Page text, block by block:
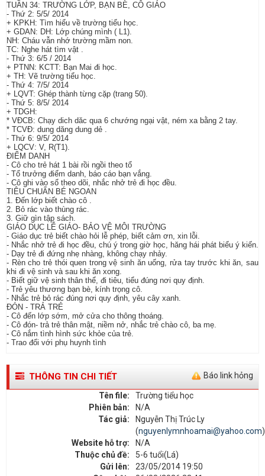
TUẦN 34: TRƯỜNG LỚP, BẠN BÈ, CÔ GIÁO
- Thứ 2: 5/5/ 2014
+ KPKH: Tìm hiểu về trường tiểu học.
+ GDAN: DH: Lớp chúng mình ( L1).
NH: Cháu vẫn nhớ trường mầm non.
TC: Nghe hát tìm vật .
- Thứ 3: 6/5 / 2014
+ PTNN: KCTT: Bạn Mai đi học.
+ TH: Vẽ trường tiểu học.
- Thứ 4: 7/5/ 2014
+ LQVT: Ghép thành từng cặp (trang 50).
- Thứ 5: 8/5/ 2014
+ TDGH:
* VĐCB: Chạy dich dăc qua 6 chướng ngại vật, ném xa bằng 2 tay.
* TCVĐ: dung dăng dung dẻ .
- Thứ 6: 9/5/ 2014
+ LQCV: V, R(T1).
ĐIỂM DANH
- Cô cho trẻ hát 1 bài rồi ngồi theo tổ
- Tổ trưởng điểm danh, báo cáo bạn vắng.
- Cô ghi vào sổ theo dõi, nhắc nhở trẻ đi học đều.
TIÊU CHUẨN BÉ NGOAN
1. Đến lớp biết chào cô .
2. Bỏ rác vào thùng rác.
3. Giữ gìn tập sách.
GIÁO DỤC LỄ GIÁO- BẢO VỆ MÔI TRƯỜNG
- Giáo dục trẻ biết chào hỏi lễ phép, biết cảm ơn, xin lỗi.
- Nhắc nhở trẻ đi học đều, chú ý trong giờ học, hăng hái phát biểu ý kiến.
- Dạy trẻ đi đứng nhẹ nhàng, không chạy nhảy.
- Rèn cho trẻ thói quen trong vệ sinh ăn uống, rửa tay trước khi ăn, sau
khi đi vệ sinh và sau khi ăn xong.
- Biết giữ vệ sinh thân thể, đi tiêu, tiểu đúng nơi quy định.
- Trẻ yêu thương bạn bè, kính trọng cô.
- Nhắc trẻ bỏ rác đúng nơi quy định, yêu cây xanh.
ĐÓN - TRẢ TRẺ
- Cô đến lớp sớm, mở cửa cho thông thoáng.
- Cô đón- trả trẻ thân mật, niềm nở, nhắc trẻ chào cô, ba mẹ.
- Cô nắm tình hình sức khỏe của trẻ.
- Trao đổi với phụ huynh tình
Báo link hỏng
THÔNG TIN CHI TIẾT
Tên file:
Trường tiểu học
Phiên bản:
N/A
Tác giả:
Nguyễn Thị Trúc Ly
(nguyenlymnhoamai@yahoo.com)
Website hỗ trợ:
N/A
Thuộc chủ đề:
5-6 tuổi(Lá)
Gửi lên:
23/05/2014 19:50